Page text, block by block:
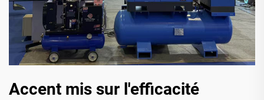
Accent mis sur l'efficacité